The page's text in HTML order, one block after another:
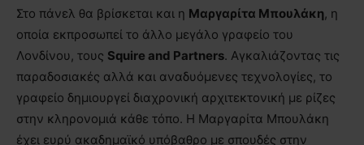
Στο πάνελ θα βρίσκεται και η Μαργαρίτα Μπουλάκη, η
οποία εκπροσωπεί το άλλο μεγάλο γραφείο του
Λονδίνου, τους Squire and Partners. Αγκαλιάζοντας τις
παραδοσιακές αλλά και αναδυόμενες τεχνολογίες, τo
γραφείο δημιουργεί διαχρονική αρχιτεκτονική με ρίζες
στην κληρονομιά κάθε τόπο. Η Μαργαρίτα Μπουλάκη
έχει ευρύ ακαδημαϊκό υπόβαθρο με σπουδές στην